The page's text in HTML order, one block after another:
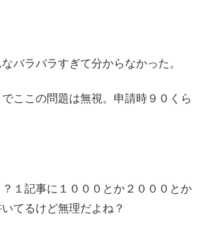
バラバラすぎて分からなかった。
ここの問題は無視。申請時９０くら
１記事に１０００とか２０００とか
てるけど無理だよね？